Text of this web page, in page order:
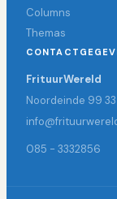
Columns
Themas
FrituurWereld
Noordeinde 99
085 - 3332856